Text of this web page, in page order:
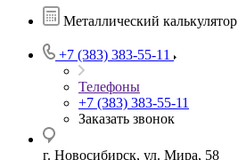
Металлический калькулятор
+7 (383) 383-55-11
Телефоны
+7 (383) 383-55-11
Заказать звонок
г. Новосибирск, ул. Мира, 58